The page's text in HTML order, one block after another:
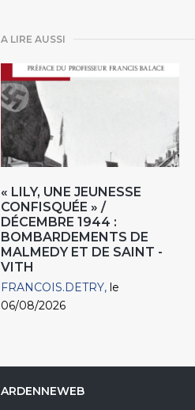
A LIRE AUSSI
« LILY, UNE JEUNESSE
CONFISQUÉE » /
DÉCEMBRE 1944 :
BOMBARDEMENTS DE
MALMEDY ET DE SAINT -
VITH
FRANCOIS.DETRY le
06/08/2026
ARDENNEWEB